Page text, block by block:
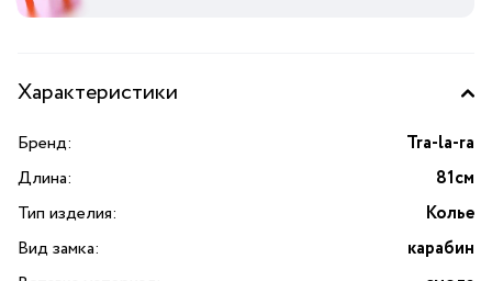
Характеристики
Бренд:
Tra-la-ra
Длина:
81см
Тип изделия:
Колье
Вид замка:
карабин